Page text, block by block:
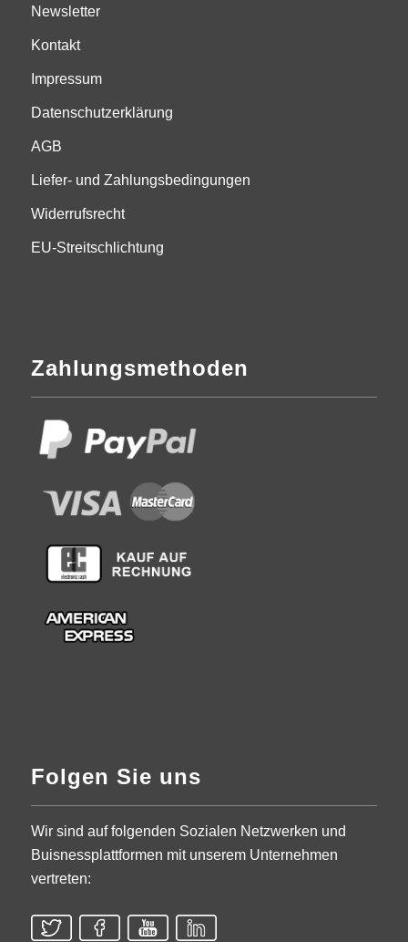
Newsletter
Kontakt
Impressum
Datenschutzerklärung
AGB
Liefer- und Zahlungsbedingungen
Widerrufsrecht
EU-Streitschlichtung
Zahlungsmethoden
Folgen Sie uns
Wir sind auf folgenden Sozialen Netzwerken und
Buisnessplattformen mit unserem Unternehmen
vertreten: